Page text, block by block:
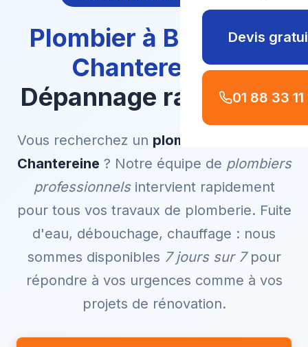
Devis
01 88 33 11
Plombier à Brou-sur-
Chantereine–
Dépannage rapide 7j/7
Vous recherchez un plombier à Brou-sur-
Chantereine ? Notre équipe de plombiers
professionnelsintervient rapidement
pour tous vos travaux de plomberie. Fuite
d'eau, débouchage, chauffage : nous
sommes disponibles 7 jours sur 7pour
répondre à vos urgences comme à vos
projets de rénovation.